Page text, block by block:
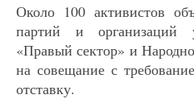
Около 100 активистов
партий и организаций
«Правый сектор» и
на совещание с
отставку.